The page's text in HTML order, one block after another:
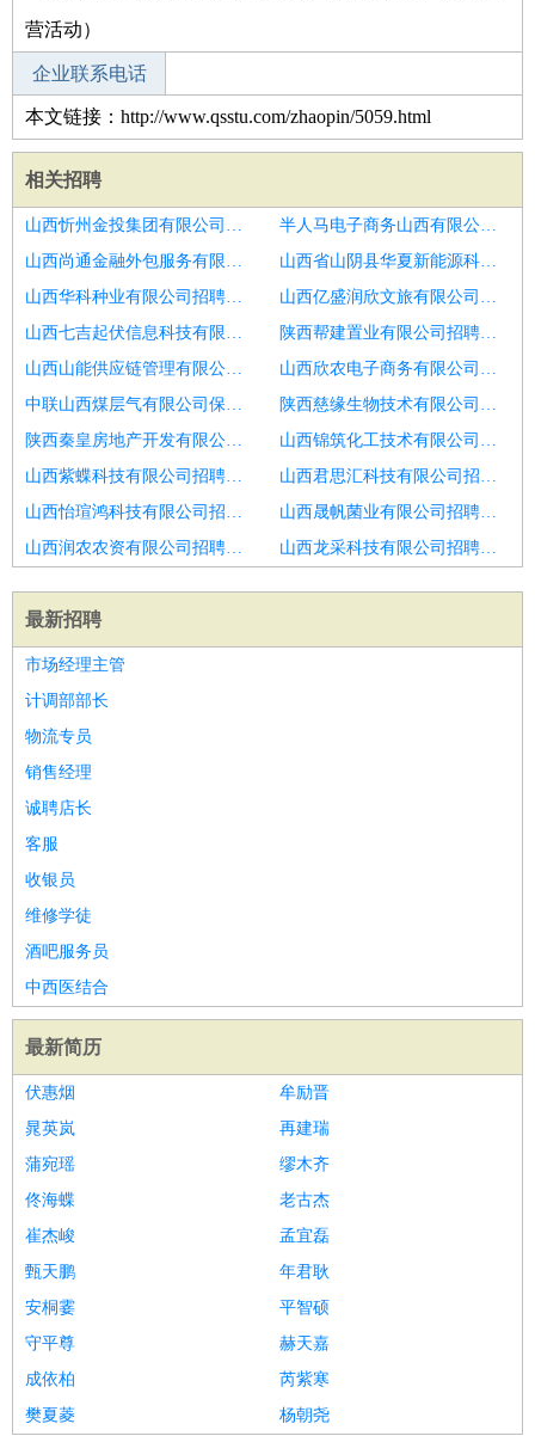
营活动）
企业联系电话
本文链接：http://www.qsstu.com/zhaopin/5059.html
相关招聘
山西忻州金投集团有限公司招聘凤阳仓管质检
半人马电子商务山西有限公司招聘仓管质检
山西尚通金融外包服务有限公司招聘邵阳县仓管质检
山西省山阴县华夏新能源科技有限公司招聘双清仓管操作工
山西华科种业有限公司招聘成都月入8k搬运工
山西亿盛润欣文旅有限公司招聘禹州质检
山西七吉起伏信息科技有限公司招聘竹山仓管操作工
陕西帮建置业有限公司招聘启东仓管操作工
山西山能供应链管理有限公司招聘长兴质检
山西欣农电子商务有限公司招聘白银区仓管操作工
中联山西煤层气有限公司保德义门加气站招聘急招物流装卸搬运工
陕西慈缘生物技术有限公司招聘入职有奖
陕西秦皇房地产开发有限公司招聘宣城搬运工
山西锦筑化工技术有限公司招聘龙泉招质检
山西紫蝶科技有限公司招聘随县仓管操作工
山西君思汇科技有限公司招聘曾都招质检
山西怡瑄鸿科技有限公司招聘西固仓管操作工
山西晟帆菌业有限公司招聘娄星招质检
山西润农农资有限公司招聘英德仓管质检
山西龙采科技有限公司招聘装卸
最新招聘
市场经理主管
计调部部长
物流专员
销售经理
诚聘店长
客服
收银员
维修学徒
酒吧服务员
中西医结合
最新简历
伏惠烟
牟励晋
晁英岚
再建瑞
蒲宛瑶
缪木齐
佟海蝶
老古杰
崔杰峻
孟宜磊
甄天鹏
年君耿
安桐霎
平智硕
守平尊
赫天嘉
成依柏
芮紫寒
樊夏菱
杨朝尧